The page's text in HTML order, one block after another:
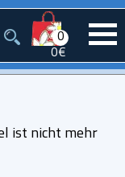
0
0€
ist nicht mehr